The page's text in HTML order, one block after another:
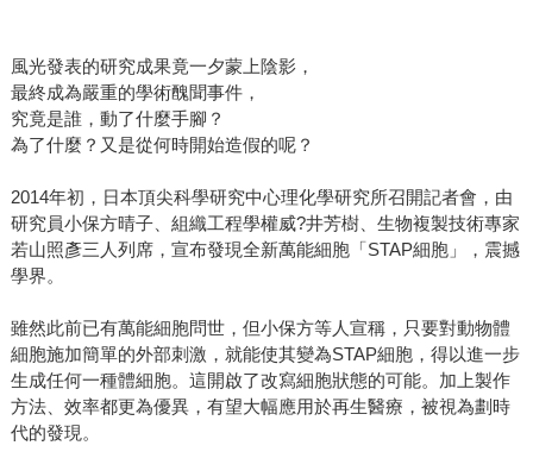
風光發表的研究成果竟一夕蒙上陰影，
最終成為嚴重的學術醜聞事件，
究竟是誰，動了什麼手腳？
為了什麼？又是從何時開始造假的呢？
2014年初，日本頂尖科學研究中心理化學研究所召開記者會，由
研究員小保方晴子、組織工程學權威?井芳樹、生物複製技術專家
若山照彥三人列席，宣布發現全新萬能細胞「STAP細胞」，震撼
學界。
雖然此前已有萬能細胞問世，但小保方等人宣稱，只要對動物體
細胞施加簡單的外部刺激，就能使其變為STAP細胞，得以進一步
生成任何一種體細胞。這開啟了改寫細胞狀態的可能。加上製作
方法、效率都更為優異，有望大幅應用於再生醫療，被視為劃時
代的發現。